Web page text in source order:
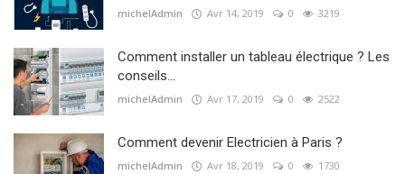
compte
French
michelAdmin Avr 14, 2019 0 3219
Comment installer un tableau électrique ? Les
conseils...
michelAdmin Avr 17, 2019 0 2522
Comment devenir Electricien à Paris ?
michelAdmin Avr 18, 2019 0 1730